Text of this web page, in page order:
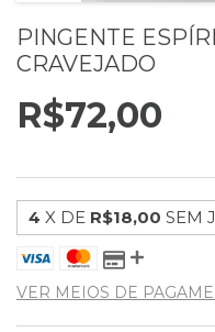
PINGENTE
CRAVEJADO
R$72,00
4 X DE R$18,00 SEM
VER MEIOS DE